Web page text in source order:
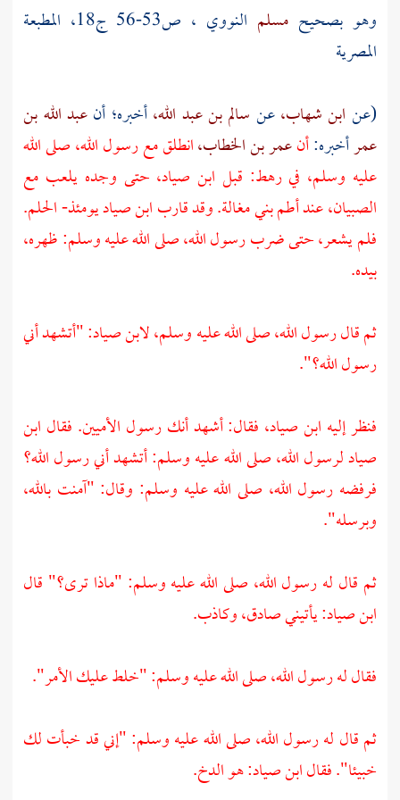
وهو بصحيحمسلم النووي
، ص53-56 ج18، المطبعة
المصرية
(عن ابن شهاب،عن سالم بن عبد الله،أخبره؛ أنعبد الله بن
عمرأخبره:أنعمر بن الخطاب،انطلق مع رسول الله، صلى الله
عليه وسلم، في رهط: قبل ابن صياد، حتى وجده يلعب مع
الصبيان، عند أطم بني مغالة. وقد قاربابن صياديومئذ- الحلم.
فلم يشعر، حتى ضرب رسول الله، صلى الله عليه وسلم: ظهره،
بيده.
ثم قال رسول الله، صلى الله عليه وسلم،لابن صياد:"أتشهد أني
رسول الله؟".
فنظر إليه ابن صياد، فقال: أشهد أنك رسول الأميين. فقال ابن
صيادلرسول الله، صلى الله عليه وسلم: أتشهد أني رسول الله؟
فرفضه رسول الله، صلى الله عليه وسلم: وقال: "آمنت بالله،
وبرسله".
ثم قال له رسول الله، صلى الله عليه وسلم: "ماذا ترى؟" قال
ابن صياد:يأتيني صادق، وكاذب.
فقال له رسول الله، صلى الله عليه وسلم: "خلط عليك الأمر".
ثم قال له رسول الله، صلى الله عليه وسلم: "إني قد خبأت لك
خبيئا". فقالابن صياد:هو الدخ.